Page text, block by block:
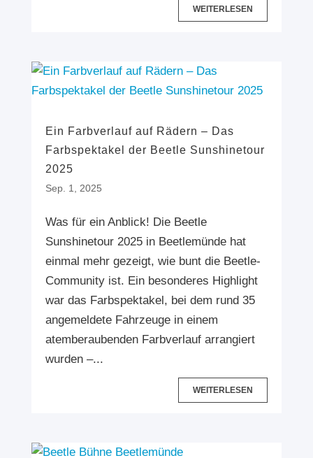
WEITERLESEN
Ein Farbverlauf auf Rädern – Das
Farbspektakel der Beetle Sunshinetour
2025
Sep. 1, 2025
Was für ein Anblick! Die Beetle
Sunshinetour 2025 in Beetlemünde hat
einmal mehr gezeigt, wie bunt die Beetle-
Community ist. Ein besonderes Highlight
war das Farbspektakel, bei dem rund 35
angemeldete Fahrzeuge in einem
atemberaubenden Farbverlauf arrangiert
wurden –...
WEITERLESEN